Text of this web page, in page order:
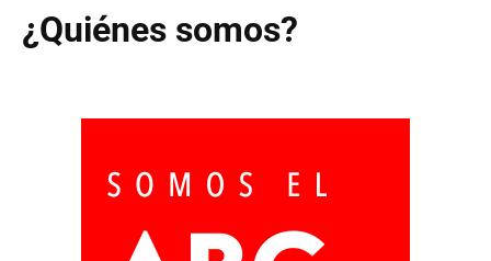
¿Quiénes somos?